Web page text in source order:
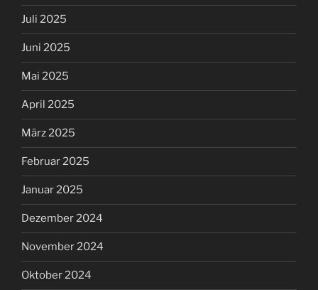
Juli 2025
Juni 2025
Mai 2025
April 2025
März 2025
Februar 2025
Januar 2025
Dezember 2024
November 2024
Oktober 2024